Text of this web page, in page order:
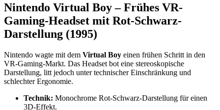
Nintendo Virtual Boy – Frühes VR-
Gaming-Headset mit Rot-Schwarz-
Darstellung (1995)
Nintendo wagte mit dem Virtual Boy einen frühen Schritt in den
VR-Gaming-Markt. Das Headset bot eine stereoskopische
Darstellung, litt jedoch unter technischer Einschränkung und
schlechter Ergonomie.
Technik: Monochrome Rot-Schwarz-Darstellung für einen
3D-Effekt.